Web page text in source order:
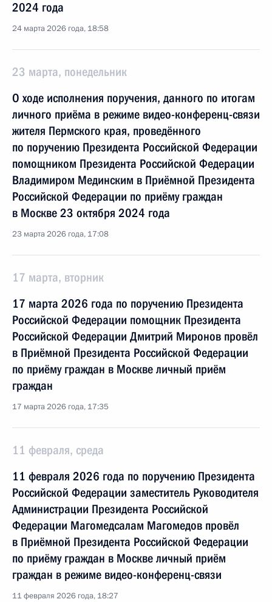
2024 года
24 марта 2026 года, 18:58
23 марта, понедельник
О ходе исполнения поручения, данного по итогам
личного приёма в режиме видео-конференц-связи
жителя Пермского края, проведённого
по поручению Президента Российской Федерации
помощником Президента Российской Федерации
Владимиром Мединским в Приёмной Президента
Российской Федерации по приёму граждан
в Москве 23 октября 2024 года
23 марта 2026 года, 17:08
17 марта, вторник
17 марта 2026 года по поручению Президента
Российской Федерации помощник Президента
Российской Федерации Дмитрий Миронов провёл
в Приёмной Президента Российской Федерации
по приёму граждан в Москве личный приём
граждан
17 марта 2026 года, 17:35
11 февраля, среда
11 февраля 2026 года по поручению Президента
Российской Федерации заместитель Руководителя
Администрации Президента Российской
Федерации Магомедсалам Магомедов провёл
в Приёмной Президента Российской Федерации
по приёму граждан в Москве личный приём
граждан в режиме видео-конференц-связи
11 февраля 2026 года, 18:27